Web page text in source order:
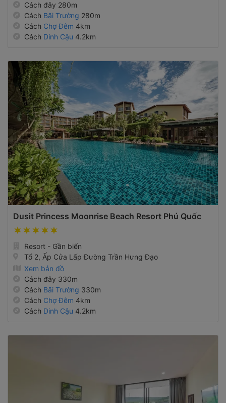
Cách đây 280m
Cách Bãi Trường 280m
Cách Chợ Đêm 4km
Cách Dinh Cậu 4.2km
Dusit Princess Moonrise Beach Resort Phú Quốc
Resort - Gần biển
Tổ 2, Ấp Cửa Lấp Đường Trần Hưng Đạo
Xem bản đồ
Cách đây 330m
Cách Bãi Trường 330m
Cách Chợ Đêm 4km
Cách Dinh Cậu 4.2km